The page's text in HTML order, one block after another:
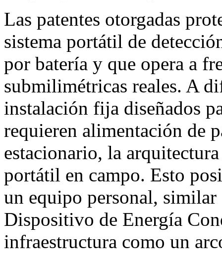
Las patentes otorgadas
sistema portátil de
por batería y que opera a
submilimétricas reales. A
instalación fija diseñados
requieren alimentación de
estacionario, la
portátil en campo. Esto
un equipo personal,
Dispositivo de Energía
infraestructura como un